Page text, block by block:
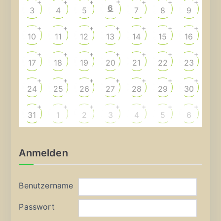
3
+
4
+
5
+
6 7
+
8
+
9
+
10
+
11
+
12
+
13
+
14
+
15
+
16
+
17
+
18
+
19
+
20
+
21
+
22
+
23
+
24
+
25
+
26
+
27
+
28
+
29
+
30
+
31
+
1
+
2
+
3
+
4
+
5
+
6
+
Anmelden
Benutzername
Passwort